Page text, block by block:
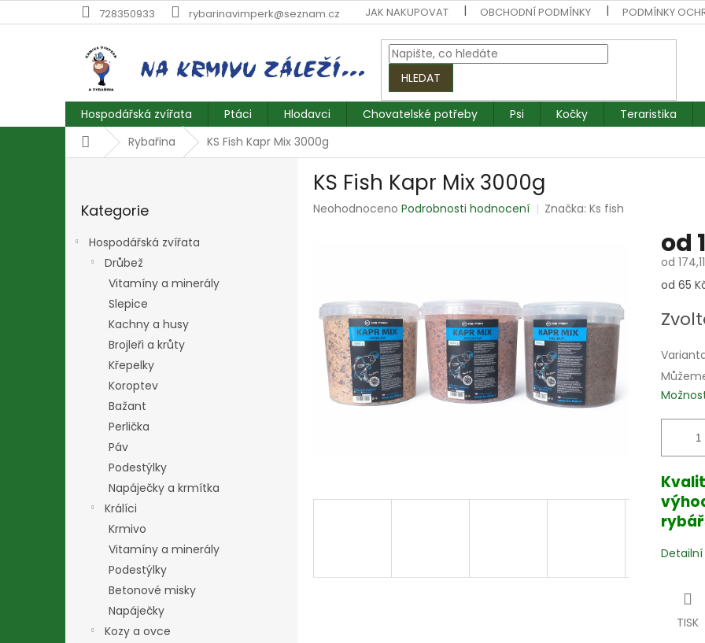
na
728350933 rybarinavimperk@seznam.cz JAK NAKUPOVAT OBCHODNÍ PODMÍNKY PODMÍNKY
HLEDAT
Hospodářská zvířata Ptáci Hlodavci Chovatelské potřeby Psi Kočky Teraristika
DomůRybařina KS Fish Kapr Mix 3000g
kategorie
Kategorie
Hospodářská zvířata
Drůbež
Vitamíny a minerály
Slepice
Kachny a husy
Brojleři a krůty
Křepelky
Koroptev
Bažant
Perlička
Páv
Podestýlky
Napáječky a krmítka
Králíci
Krmivo
Vitamíny a minerály
Podestýlky
Betonové misky
Napáječky
Kozy a ovce
KS Fish Kapr Mix 3000g
Průměrné
hvězdiček.
Neohodnoceno Podrobnosti hodnocení Značka:Ks fish
od
od
Měrná
od 65
TISK